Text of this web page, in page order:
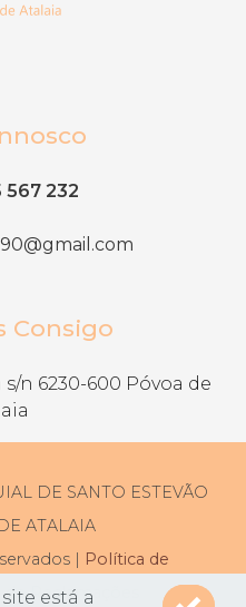
567 232
Consigo
n 6230-600 Póvoa de
DE SANTO ESTEVÃO
ATALAIA
| Política de
Reclamações
está a